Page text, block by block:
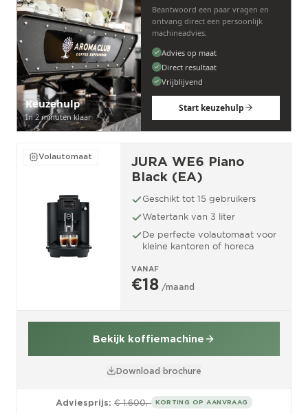
Keuzehulp
In 2 minuten klaar
Beantwoord een paar vragen en
ontvang direct een persoonlijk
machineadvies.
Advies op maat
Direct resultaat
Vrijblijvend
Start keuzehulp
Volautomaat
JURA WE6 Piano
Black (EA)
Geschikt tot 15 gebruikers
Watertank van 3 liter
De perfecte volautomaat voor
kleine kantoren of horeca
VANAF
€18 /maand
Bekijk koffiemachine
Download brochure
Adviesprijs: € 1.600,- KORTING OP AANVRAAG